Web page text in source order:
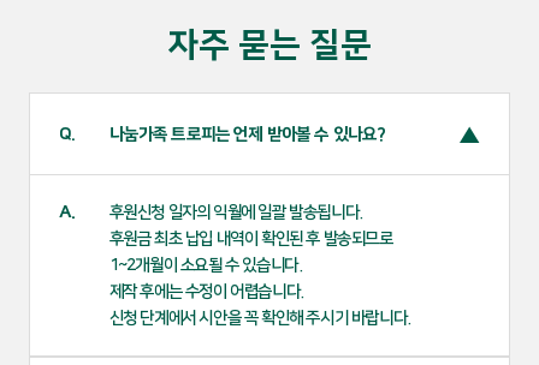
자주 묻는 질문
Q. 나눔가족 트로피는 언제 받아볼 수 있나요?
A.
후원신청 일자의 익월에 일괄 발송됩니다.
후원금 최초 납입 내역이 확인된 후 발송되므로
1~2개월이 소요될 수 있습니다.
제작 후에는 수정이 어렵습니다.
신청 단계에서 시안을 꼭 확인해 주시기 바랍니다.